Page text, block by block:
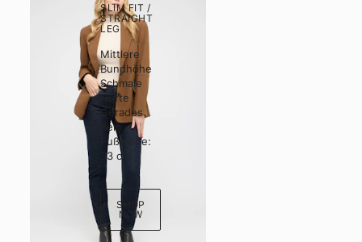
SLIM FIT /
STRAIGHT
LEG
Mittlere
Bundhöhe
Schmale
Hüfte
Gerades
Bein
Fußweite:
33 cm
SHOP
NOW